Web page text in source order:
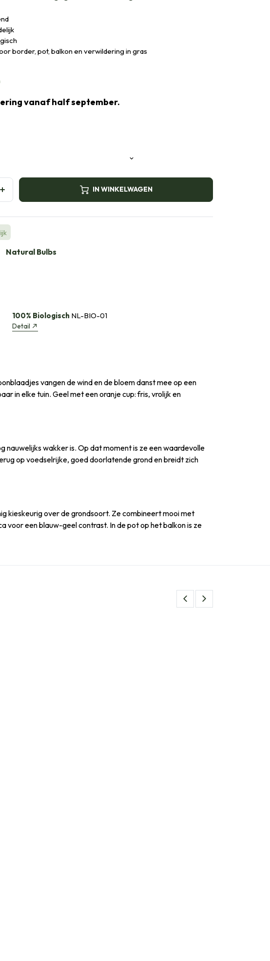
border, pot, balkon en verwildering in gras
vanaf half september.
IN WINKELWAGEN
Natural Bulbs
100% Biologisch NL-BIO-01
Detail
vangen de wind en de bloem danst mee op een
in elke tuin. Geel met een oranje cup: fris, vrolijk en
wakker is. Op dat moment is ze een waardevolle
op voedselrijke, goed doorlatende grond en breidt zich
kieskeurig over de grondsoort. Ze combineert mooi met
voor een blauw-geel contrast. In de pot op het balkon is ze